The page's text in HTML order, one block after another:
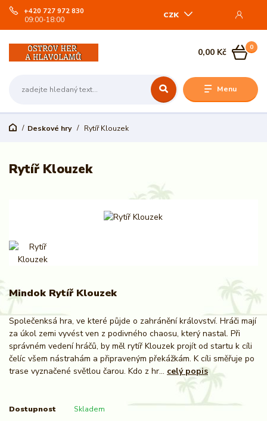
Menu
CZK
+420 727 972 830
09:00-18:00
0
0,00 Kč
Deskové hry Rytíř Klouzek
Rytíř Klouzek
Mindok Rytíř Klouzek
Společenksá hra, ve které půjde o zahránění království. Hráči mají
za úkol zemi vyvést ven z podivného chaosu, který nastal. Při
správném vedení hráčů, by měl rytíř Klouzek projít od startu k cíli
čelíc všem nástrahám a připraveným překážkám. K cíli směřuje po
trase vyznačené světlou čarou. Kdo z hr... celý popis
Dostupnost Skladem